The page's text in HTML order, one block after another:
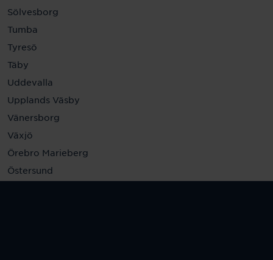
Sölvesborg
Tumba
Tyresö
Täby
Uddevalla
Upplands Väsby
Vänersborg
Växjö
Örebro Marieberg
Östersund